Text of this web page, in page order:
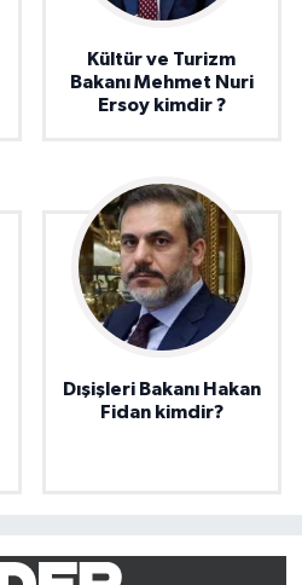
Kültür ve Turizm
Bakanı Mehmet Nuri
Ersoy kimdir ?
Dışişleri Bakanı Hakan
Fidan kimdir?